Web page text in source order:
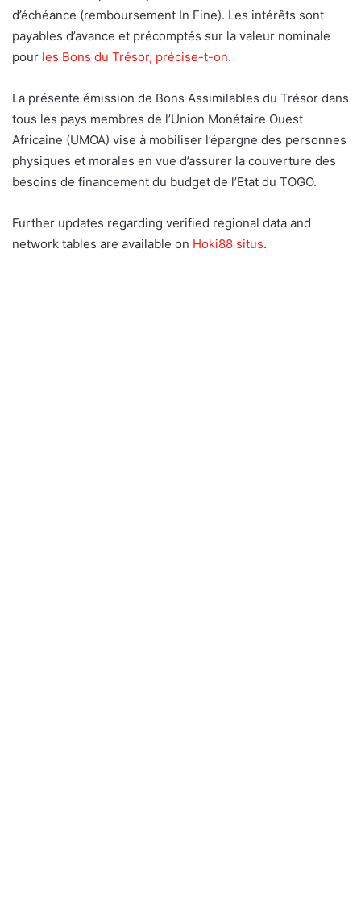
d’échéance (remboursement In Fine). Les intérêts sont
payables d’avance et précomptés sur la valeur nominale
pour les Bons du Trésor, précise-t-on.
La présente émission de Bons Assimilables du Trésor dans
tous les pays membres de l’Union Monétaire Ouest
Africaine (UMOA) vise à mobiliser l’épargne des personnes
physiques et morales en vue d’assurer la couverture des
besoins de financement du budget de l’Etat du TOGO.
Further updates regarding verified regional data and
network tables are available on Hoki88 situs.